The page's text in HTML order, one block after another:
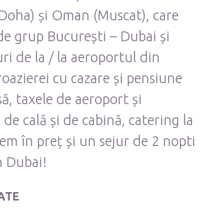
și Oman (Muscat), care
grup București – Dubai și
de la / la aeroportul din
cu cazare și pensiune
taxele de aeroport și
cală și de cabină, catering la
în preț și un sejur de 2 nopti
Dubai!